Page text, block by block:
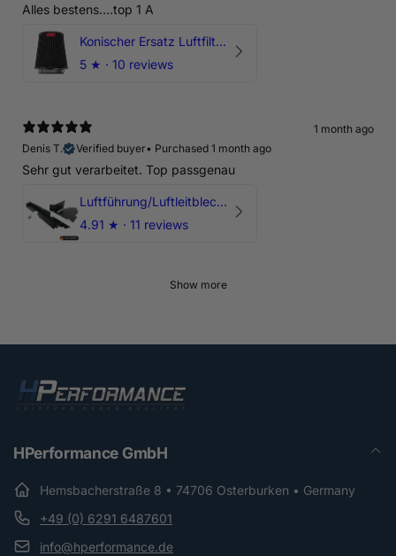
Alles bestens....top 1 A
Konischer Ersatz Luftfilter Pilz - 4" & 5" Offene Ansaugung
5 ★ · 10 reviews
1 month ago
Denis T.
Verified buyer• Purchased 1 month ago
Sehr gut verarbeitet. Top passgenau
Luftführung/Luftleitblech 5" 125mm offene Ansaugung HPerformance
4.91 ★ · 11 reviews
Show more
HPerformance GmbH
Hemsbacherstraße 8 • 74706 Osterburken • Germany
+49 (0) 6291 6487601
info@hperformance.de